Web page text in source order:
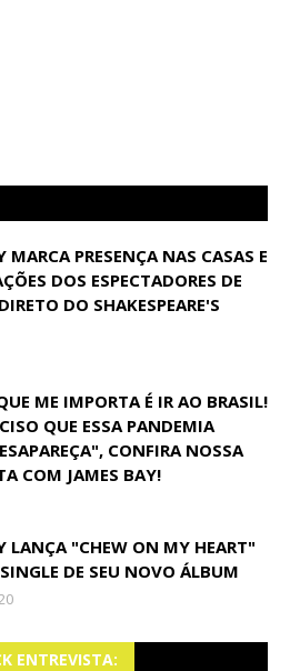
MARCA PRESENÇA NAS CASAS E
DOS ESPECTADORES DE
DO SHAKESPEARE'S
ME IMPORTA É IR AO BRASIL!
QUE ESSA PANDEMIA
CONFIRA NOSSA
COM JAMES BAY!
LANÇA "CHEW ON MY HEART"
DE SEU NOVO ÁLBUM
ENTREVISTA: